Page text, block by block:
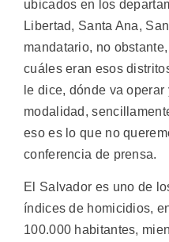
ubicados en los
Libertad, Santa Ana,
mandatario, no
cuáles eran esos
le dice, dónde va
modalidad,
eso es lo que no
conferencia de prensa.
El Salvador es uno de
índices de homicidios,
100.000 habitantes,